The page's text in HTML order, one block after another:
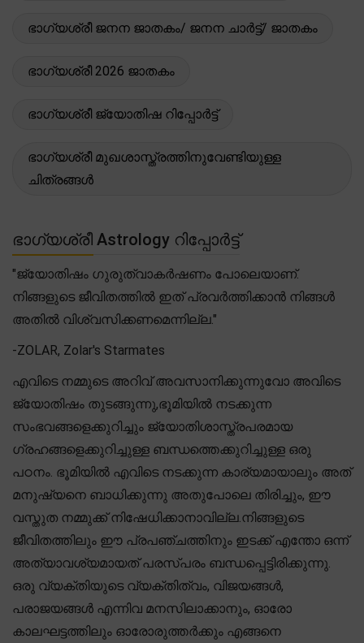
ഭാഗ്യശ്രീ ജനന ജാതകം/ ജനന ചാർട്ട്/ ജാതകം
ഭാഗ്യശ്രീ 2026 ജാതകം
ഭാഗ്യശ്രീ ജ്യോതിഷ റിപ്പോർട്ട്
ഭാഗ്യശ്രീ മുഖശാസ്ത്രത്തിനുവേണ്ടിയുള്ള
ചിത്രങ്ങൾ
ഭാഗ്യശ്രീ Astrology റിപ്പോർട്ട്
"ജ്യോതിഷം ഗുരുത്വാകർഷണം പോലെയാണ്.
നിങ്ങളുടെ ജീവിതത്തിൽ ഇത് പ്രവർത്തിക്കാൻ നിങ്ങൾ
അതിൽ വിശ്വസിക്കണമെന്നില്ല."
-ZOLAR, Zolar's Starmates
എവിടെ നമ്മുടെ അറിവ് അവസാനിക്കുന്നുവോ അവിടെ
ജ്യോതിഷം തുടങ്ങുന്നു,ഭൂമിയിൽ നടക്കുന്ന
സംഭവങ്ങളെക്കുറിച്ചും ജ്യോതിശാസ്ത്രപരമായ
ഗ്രഹങ്ങളെക്കുറിച്ചുള്ള ബന്ധത്തെക്കുറിച്ചുള്ള ഒരു
പഠനം. ഭൂമിയിൽ എവിടെ നടക്കുന്ന കാര്യമായാലും അത്
മനുഷ്യനെ ബാധിക്കുന്നു അതുപോലെ തിരിച്ചും, ഈ
വസ്തുത നമ്മുക്ക് നിഷേധിക്കാനാവില്ല.നിങ്ങളുടെ
ജീവിതത്തിലും ഈ പ്രപഞ്ചത്തിനും ഇടക്ക് എന്തോ ഒന്ന്
അത്യാവശ്യമായത് പരസ്പരം ബന്ധപ്പെട്ടിരിക്കുന്നു.
ഒരു വ്യക്തിയുടെ വ്യക്തിത്വം, വിജയങ്ങൾ,
പരാജയങ്ങൾ എന്നിവ മനസിലാക്കാനും, ഓരോ
കാലഘട്ടത്തിലും ഓരോരുത്തർക്കും എങ്ങനെ